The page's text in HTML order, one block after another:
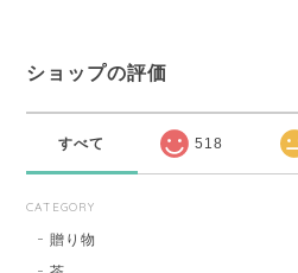
ショップの評価
すべて 518
CATEGORY
贈り物